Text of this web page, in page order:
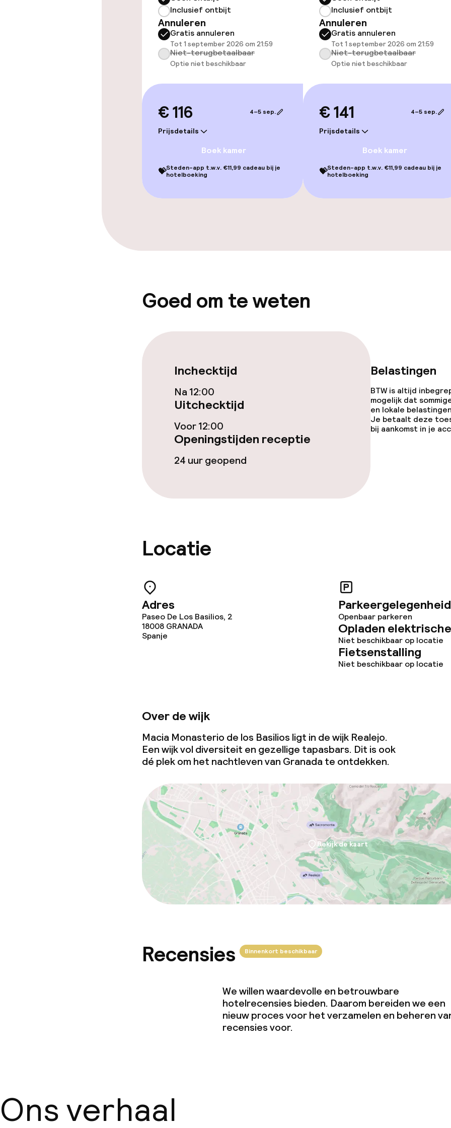
Tuin
Eet- en drinkgelegenheden
Bar
Speciale dieetopties
Schoonmaakvoorzieningen
Wasservice
Zakelijke faciliteiten
Conferentieruimte
Vergaderruimte
Inclusief ontbijt
Annuleren
Gratis annuleren
Tot 1 september 2026 om 21:59
Niet-terugbetaalbaar
Optie niet beschikbaar
€ 116
Prijsdetails
4–5 sep.
Boek kamer
💝Steden-app t.w.v. €11,99 cadeau bij je
hotelboeking
Inclusief ontbijt
Annuleren
Gratis annuleren
Tot 1 september 2026 om 21:59
Niet-terugbetaalbaar
Optie niet beschikbaar
€ 141
Prijsdetails
4–5 sep.
Boek kamer
💝Steden-app t.w.v. €11,99 cadeau bij je
hotelboeking
Goed om te weten
Inchecktijd
Na 12:00
Uitchecktijd
Voor 12:00
Openingstijden receptie
24 uur geopend
Belastingen
BTW is altijd
mogelijk dat
en lokale
Je betaalt deze
bij aankomst in je
Locatie
Adres
Paseo De Los Basilios, 2
18008 GRANADA
Spanje
Parkeergelegenheid
Openbaar parkeren
Opladen
Niet beschikbaar op locatie
Fietsenstalling
Niet beschikbaar op locatie
Over de wijk
Macia Monasterio de los Basilios ligt in de wijk Realejo.
Een wijk vol diversiteit en gezellige tapasbars. Dit is ook
dé plek om het nachtleven van Granada te ontdekken.
Bekijk de kaart
Recensies Binnenkort beschikbaar
We willen waardevolle en betrouwbare
hotelrecensies bieden. Daarom bereiden we een
nieuw proces voor het verzamelen en beheren
recensies voor.
Ons verhaal